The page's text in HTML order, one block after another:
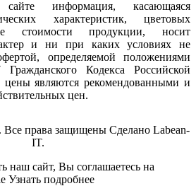
сайте информация, касающаяся
характеристик, цветовых
стоимости продукции, носит
и ни при каких условиях не
определяемой положениями
Кодекса Российской
являются рекомендованными и
цен.
права защищены Сделано Labean-
IT.
наш сайт, Вы соглашаетесь на
Узнать подробнее